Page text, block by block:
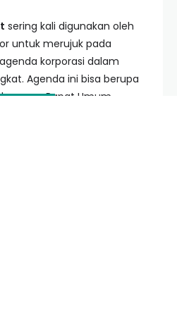
sering kali digunakan oleh
untuk merujuk pada
korporasi dalam
Agenda ini bisa berupa
Rapat Umum